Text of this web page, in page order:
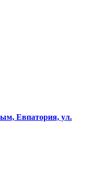
Евпатория, ул.